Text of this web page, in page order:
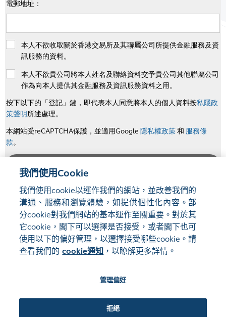
網站地圖
使用條款
我們使用Cookie
我們使用cookie以運作我們的網站，並改善我們的
溝通、服務和瀏覽體驗，如提供個性化內容。部
分cookie對我們網站的基本運作至關重要。對於其
它cookie，閣下可以選擇是否接受，或者閣下也可
使用以下的偏好管理，以選擇接受哪些cookie。請
查看我們的 cookie通知 ，以瞭解更多詳情。
管理偏好
拒絕